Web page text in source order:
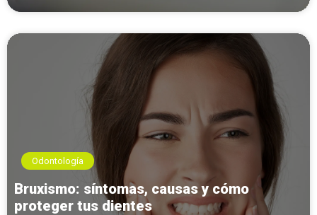
Odontología
Bruxismo: síntomas, causas y cómo
proteger tus dientes